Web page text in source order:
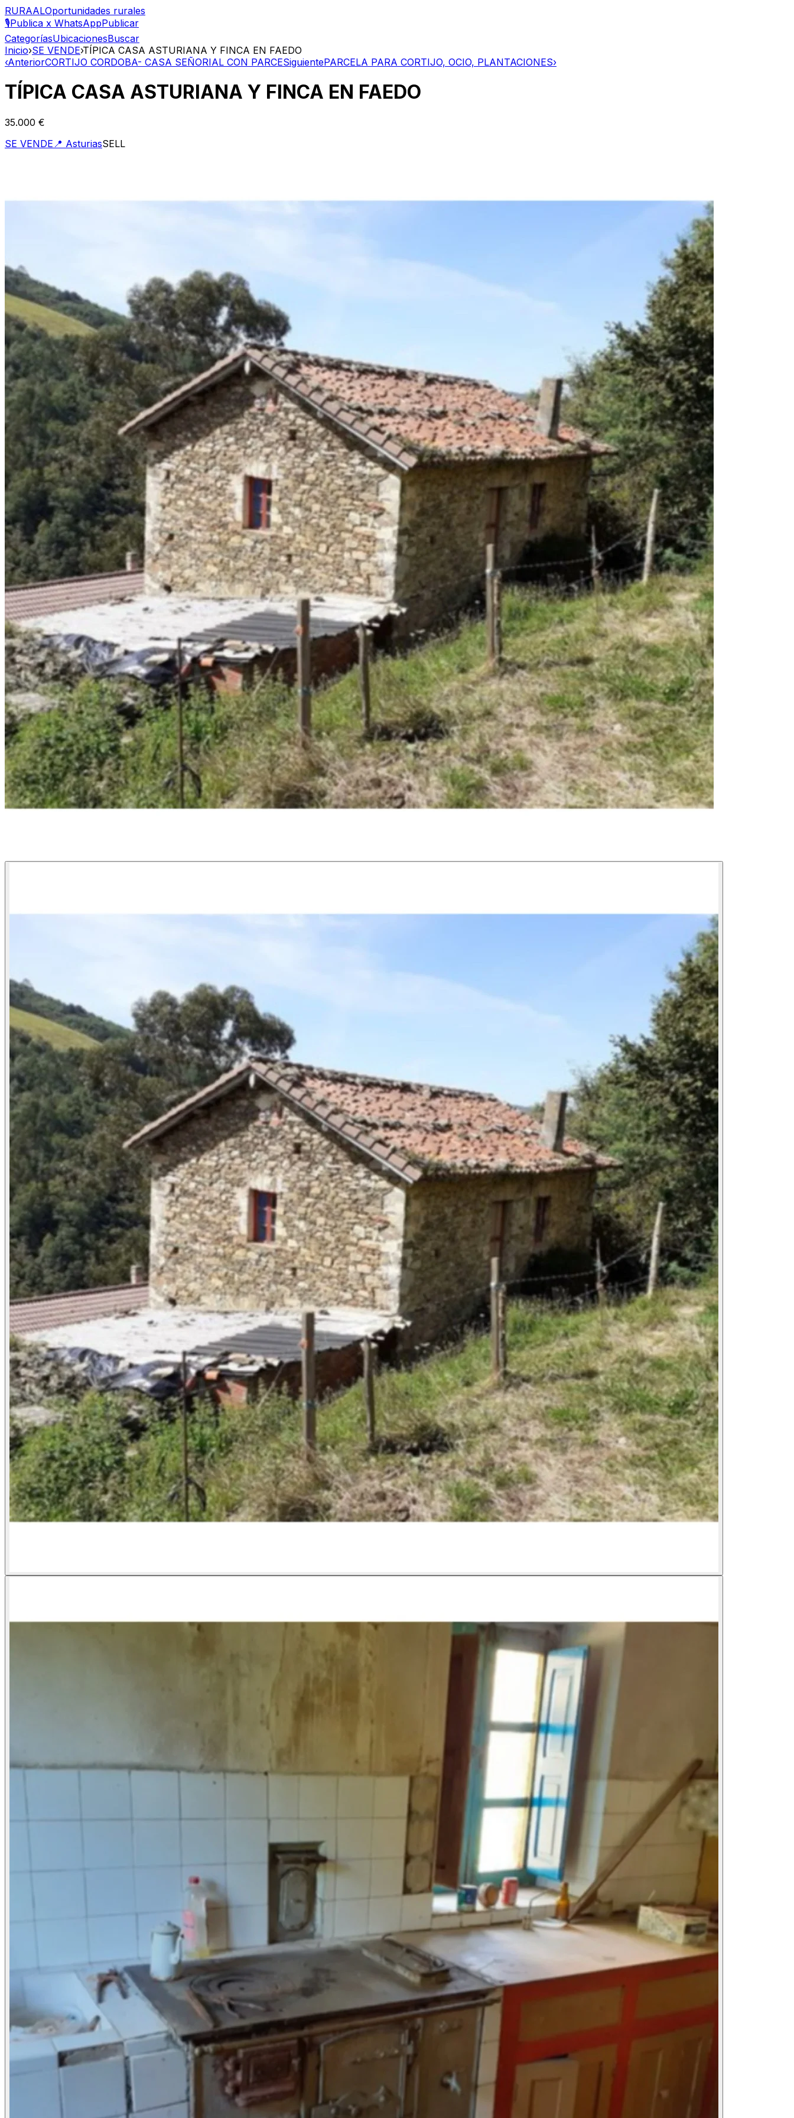
RURAALOportunidades rurales
🎙️Publica x WhatsAppPublicar
CategoríasUbicacionesBuscar
Inicio›SE VENDE›TÍPICA CASA ASTURIANA Y FINCA EN FAEDO
‹AnteriorCORTIJO CORDOBA- CASA SEÑORIAL CON PARCESiguientePARCELA PARA CORTIJO, OCIO, PLANTACIONES›
TÍPICA CASA ASTURIANA Y FINCA EN FAEDO
35.000 €
SE VENDE 📍 AsturiasSELL